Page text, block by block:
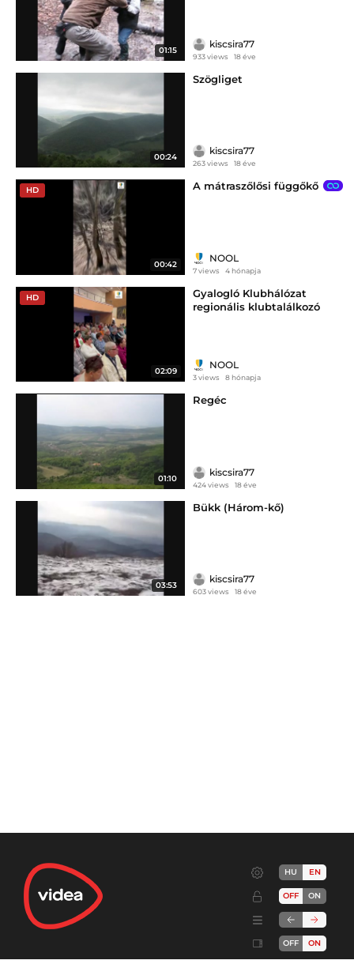
01:15
kiscsira77
933 views 18 éve
00:24
Szögliget
kiscsira77
263 views 18 éve
HD
00:42
A mátraszőlősi függőkő
NOOL
7 views 4 hónapja
HD
02:09
Gyalogló Klubhálózat
regionális klubtalálkozó
NOOL
3 views 8 hónapja
01:10
Regéc
kiscsira77
424 views 18 éve
03:53
Bükk (Három-kő)
kiscsira77
603 views 18 éve
HU EN
OFF ON
OFF ON